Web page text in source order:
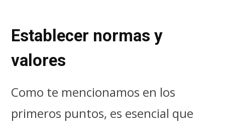
Establecer normas y
valores
Como te mencionamos en los
primeros puntos, es esencial que